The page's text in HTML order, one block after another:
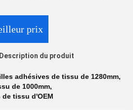
prix
Description du produit
adhésives de tissu de 1280mm,
de 1000mm,
tissu d'OEM